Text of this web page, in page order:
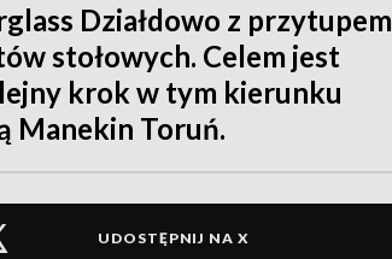
Działdowo z przytupem
stołowych. Celem jest
krok w tym kierunku
Manekin Toruń.
UDOSTĘPNIJ NA X